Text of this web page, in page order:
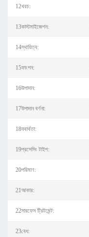
12খরচ:
13কাস্টমাইজেশন:
14স্থায়িত্ব:
15ফাংশন:
16উপাদান:
17উপাদান বর্ণনা:
18যথার্থতা:
19প্রসেসিং টাইপ:
20পরিমাণ:
21আকার:
22সারফেস ট্রিটমেন্ট:
23বেধ: